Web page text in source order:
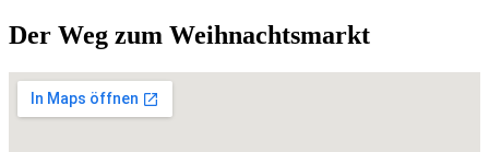
Der Weg zum Weihnachtsmarkt